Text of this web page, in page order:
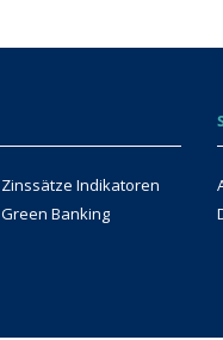
Zinssätze Indikatoren
Green Banking